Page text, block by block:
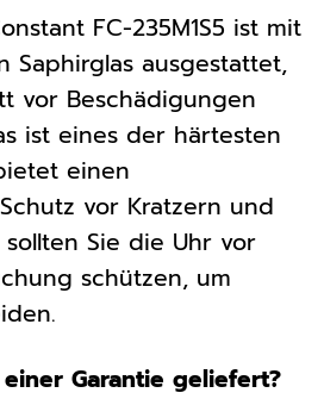
FC-235M1S5 ist mit
Saphirglas ausgestattet,
vor Beschädigungen
ist eines der härtesten
einen
vor Kratzern und
Sie die Uhr vor
schützen, um
Garantie geliefert?